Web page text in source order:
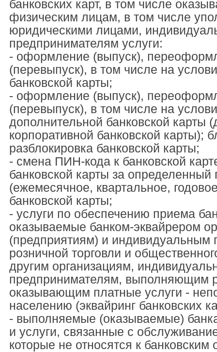
банковских карт, в том числе
физическим лицам, в том числе
юридическими лицами,
предпринимателям услуги:
- оформление (выпуск),
(перевыпуск), в том числе на
банковской карты;
- оформление (выпуск),
(перевыпуск), в том числе на
дополнительной банковской карты
корпоративной банковской карты);
разблокировка банковской карты;
- смена ПИН-кода к банковской
банковской карты за
(ежемесячное, квартальное,
банковской карты;
- услуги по обеспечению приема
оказываемые банком-эквайрером
(предприятиям) и индивидуальным
розничной торговли и
другим организациям,
предпринимателям, выполняющим
оказывающим платные услуги -
населению (эквайринг банковских
- выполняемые (оказываемые)
и услуги, связанные с
которые не относятся к банковским